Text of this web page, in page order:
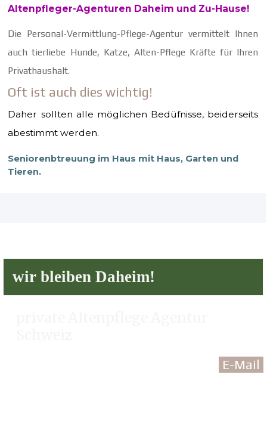
Altenpfleger-Agenturen Daheim und Zu-Hause!
Die Personal-Vermittlung-Pflege-Agentur vermittelt Ihnen
auch tierliebe Hunde, Katze, Alten-Pflege Kräfte für Ihren
Privathaushalt.
Oft ist auch dies wichtig!
Daher sollten alle möglichen Bedüfnisse, beiderseits
abestimmt werden.
Seniorenbtreuung im Haus mit Haus, Garten und
Tieren.
wir bleiben Daheim!
E-Mail